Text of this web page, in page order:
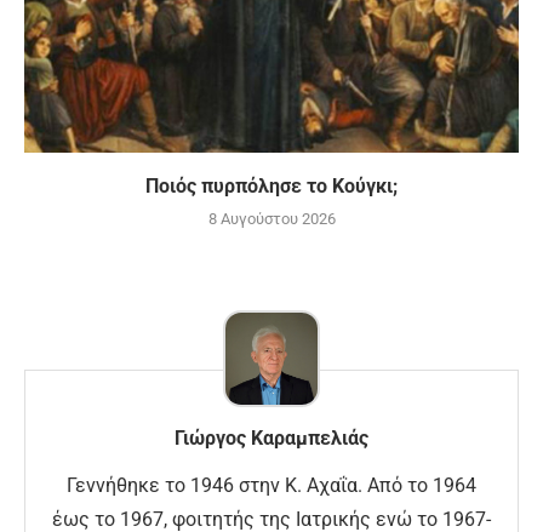
Ποιός πυρπόλησε το Κούγκι;
8 Αυγούστου 2026
Γιώργος Καραμπελιάς
Γεννήθηκε το 1946 στην Κ. Αχαΐα. Από το 1964
έως το 1967, φοιτητής της Ιατρικής ενώ το 1967-